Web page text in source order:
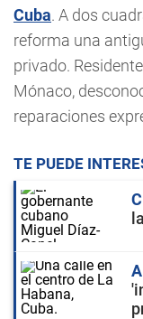
Cuba. A dos
reforma una
privado.
Mónaco,
reparaciones
TE PUEDE